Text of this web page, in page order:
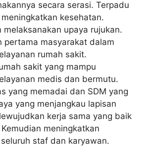
secara serasi. Terpadu
kesehatan.
melaksanakan upaya rujukan.
pertama masyarakat dalam
rumah sakit.
sakit yang mampu
medis dan bermutu.
yang memadai dan SDM yang
yang menjangkau lapisan
kerja sama yang baik
meningkatkan
staf dan karyawan.